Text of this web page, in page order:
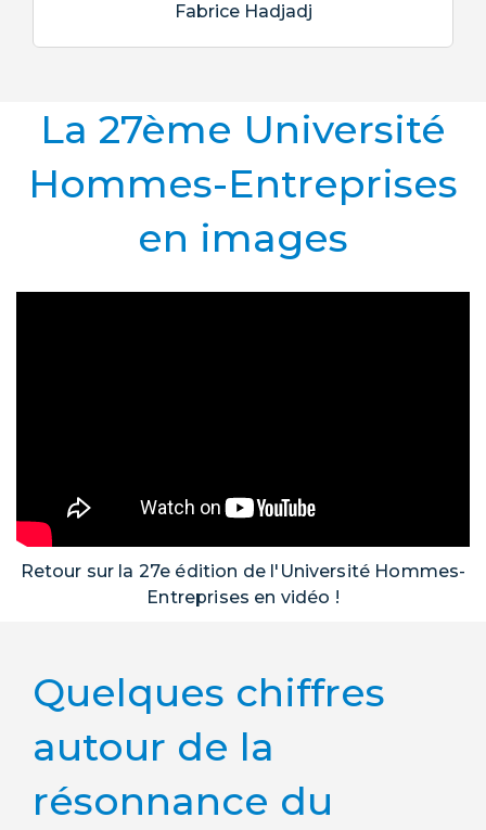
Fabrice Hadjadj
La 27ème Université
Hommes-Entreprises
en images
Retour sur la 27e édition de l'Université Hommes-
Entreprises en vidéo !
Quelques chiffres
autour de la
résonnance du